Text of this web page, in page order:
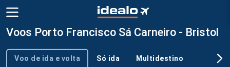
Voos Porto Francisco Sá Carneiro - Bristol
Tipo de viagem
Voo de ida e volta Só ida Multidestino